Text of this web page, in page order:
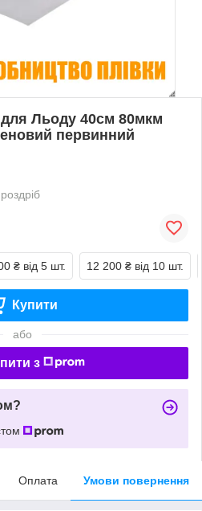
Льоду 40см 80мкм
первинний
₴ від 5 шт. 12 200 ₴ від 10 шт.
Купити
або
з
Оплата Умови повернення